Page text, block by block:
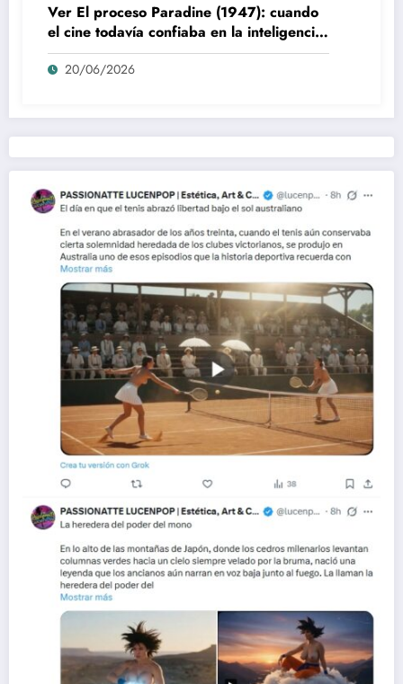
Ver El proceso Paradine (1947): cuando
el cine todavía confiaba en la inteligencia
del espectador
20/06/2026